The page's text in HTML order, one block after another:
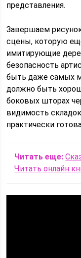
представления.
Завершаем
сцены, которую
имитирующие
безопасность
быть даже самых
должно быть
боковых шторах
видимость
практически
Читать еще:
Читать онлайн